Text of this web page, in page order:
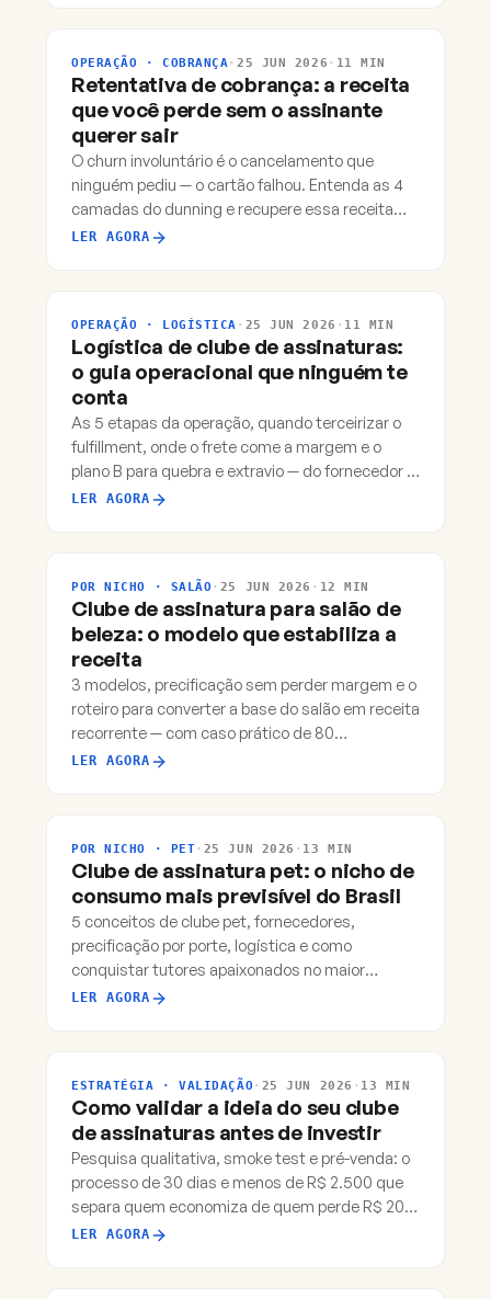
OPERAÇÃO · COBRANÇA·25 JUN 2026 · 11 MIN
Retentativa de cobrança: a receita
que você perde sem o assinante
querer sair
O churn involuntário é o cancelamento que
ninguém pediu — o cartão falhou. Entenda as 4
camadas do dunning e recupere essa receita
automaticamente.
LER AGORA
OPERAÇÃO · LOGÍSTICA · 25 JUN 2026 · 11 MIN
Logística de clube de assinaturas:
o guia operacional que ninguém te
conta
As 5 etapas da operação, quando terceirizar o
fulfillment, onde o frete come a margem e o
plano B para quebra e extravio — do fornecedor à
porta do assinante.
LER AGORA
POR NICHO · SALÃO · 25 JUN 2026 · 12 MIN
Clube de assinatura para salão de
beleza: o modelo que estabiliza a
receita
3 modelos, precificação sem perder margem e o
roteiro para converter a base do salão em receita
recorrente — com caso prático de 80
assinantes.
LER AGORA
POR NICHO · PET· 25 JUN 2026 · 13 MIN
Clube de assinatura pet: o nicho de
consumo mais previsível do Brasil
5 conceitos de clube pet, fornecedores,
precificação por porte, logística e como
conquistar tutores apaixonados no maior
mercado pet da América Latina.
LER AGORA
ESTRATÉGIA · VALIDAÇÃO · 25 JUN 2026 · 13 MIN
Como validar a ideia do seu clube
de assinaturas antes de investir
Pesquisa qualitativa, smoke test e pré-venda: o
processo de 30 dias e menos de R$ 2.500 que
separa quem economiza de quem perde R$ 20
mil em estoque parado.
LER AGORA